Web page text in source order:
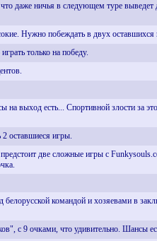
даже ничья в следующем туре
Нужно побеждать в двух
только на победу.
на выход есть... Спортивной злости за
2 оставшиеся игры.
две сложные игры с
белорусской командой и хозяевами в
с 9 очками, что удивительно. Шансы